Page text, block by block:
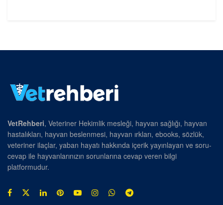
VetRehberi, Veteriner Hekimlik mesleği, hayvan sağlığı, hayvan
hastalıkları, hayvan beslenmesi, hayvan ırkları, ebooks, sözlük,
veteriner ilaçlar, yaban hayatı hakkında içerik yayınlayan ve soru-
cevap ile hayvanlarınızın sorunlarına cevap veren bilgi
platformudur.